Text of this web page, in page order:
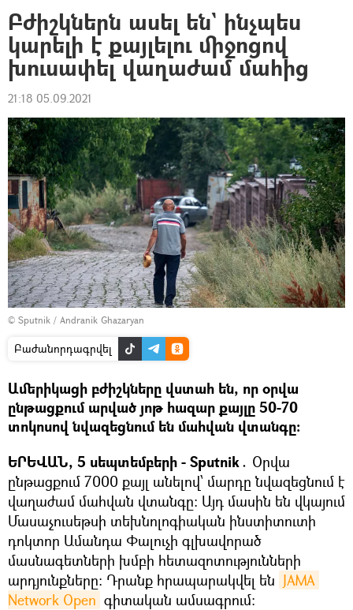
Բժիշկներն ասել են` ինչպես
կարելի է քայլելու միջոցով
խուսափել վաղաժամ մահից
21:18 05.09.2021
© Sputnik / Andranik Ghazaryan
Բաժանորդագրվել
Ամերիկացի բժիշկները վստահ են, որ օրվա
ընթացքում արված յոթ հազար քայլը 50-70
տոկոսով նվազեցնում են մահվան վտանգը։
ԵՐԵՎԱՆ, 5 սեպտեմբերի - Sputnik․ Օրվա
ընթացքում 7000 քայլ անելով՝ մարդը նվազեցնում է
վաղաժամ մահվան վտանգը։ Այդ մասին են վկայում
Մասաչուսեթսի տեխնոլոգիական ինստիտուտի
դոկտոր Ամանդա Փալուչի գլխավորած
մասնագետների խմբի հետազոտությունների
արդյունքները։ Դրանք հրապարակվել են JAMA
Network Open գիտական ամսագրում։